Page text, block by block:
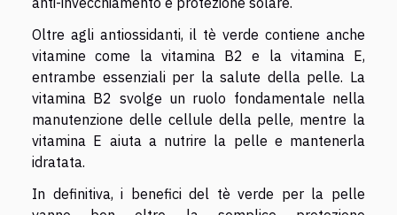
Oltre agli antiossidanti, il tè verde contiene anche
vitamine come la vitamina B2 e la vitamina E,
entrambe essenziali per la salute della pelle. La
vitamina B2 svolge un ruolo fondamentale nella
manutenzione delle cellule della pelle, mentre la
vitamina E aiuta a nutrire la pelle e mantenerla
idratata.
In definitiva, i benefici del tè verde per la pelle